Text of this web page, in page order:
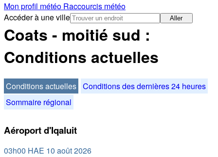
Mon profil météo Raccourcis météo
Accéder à une ville
Aller
Coats - moitié sud :
Conditions actuelles
Conditions actuelles Conditions des dernières 24 heures
Sommaire régional
Aéroport d'Iqaluit
03h00 HAE 10 août 2026